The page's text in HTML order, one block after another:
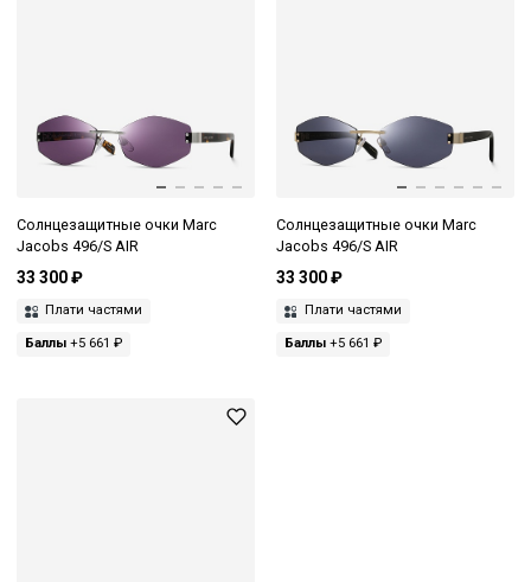
Солнцезащитные очки Marc
Jacobs 496/S AIR
33 300 ₽
Плати частями
Баллы +5 661 ₽
Солнцезащитные очки Marc
Jacobs 496/S AIR
33 300 ₽
Плати частями
Баллы+5 661 ₽